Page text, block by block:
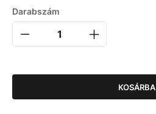
Darabszám
KOSÁRBA